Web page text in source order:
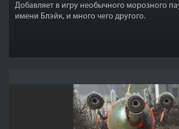
Добавляет в игру необычного морозного
имени Блэйк, и много чего другого.